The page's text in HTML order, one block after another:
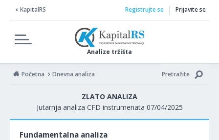
KapitalRS
Analize tržišta
Registrujte se Prijavite se
Početna Dnevna analiza Pretražite
ZLATO ANALIZA
Jutarnja analiza CFD instrumenata 07/04/2025
Fundamentalna analiza